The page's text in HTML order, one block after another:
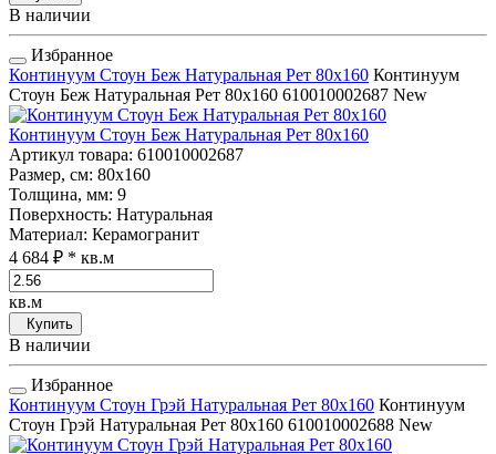
В наличии
Избранное
Континуум Стоун Беж Натуральная Рет 80x160 Континуум
Стоун Беж Натуральная Рет 80x160 610010002687 New
Континуум Стоун Беж Натуральная Рет 80x160
Артикул товара: 610010002687
Размер, см: 80x160
Толщина, мм: 9
Поверхность: Натуральная
Материал: Керамогранит
4 684 ₽ * кв.м
кв.м
Купить
В наличии
Избранное
Континуум Стоун Грэй Натуральная Рет 80x160 Континуум
Стоун Грэй Натуральная Рет 80x160 610010002688 New